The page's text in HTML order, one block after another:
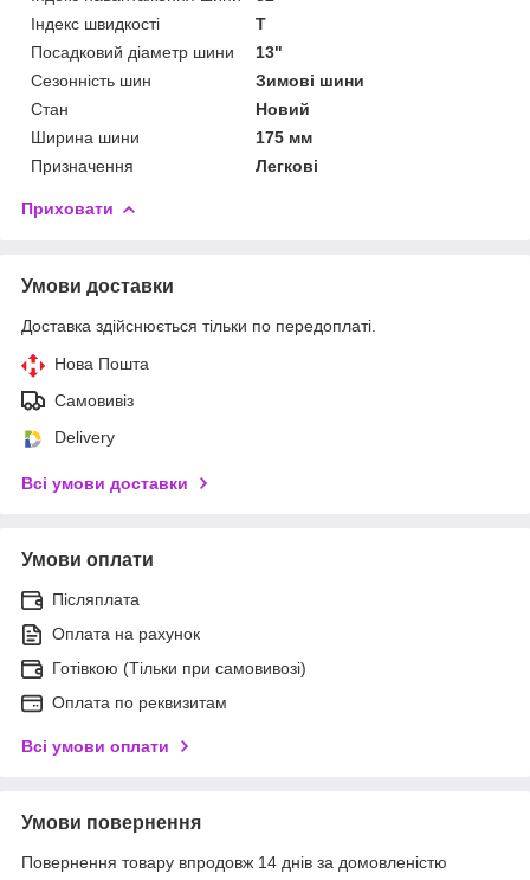
Індекс швидкості
T
Посадковий діаметр шини
13"
Сезонність шин
Зимові шини
Стан
Новий
Ширина шини
175 мм
Призначення
Легкові
Приховати
Умови доставки
Доставка здійснюється тільки по передоплаті.
Нова Пошта
Самовивіз
Delivery
Всі умови доставки
Умови оплати
Післяплата
Оплата на рахунок
Готівкою (Тільки при самовивозі)
Оплата по реквизитам
Всі умови оплати
Умови повернення
Повернення товару впродовж 14 днів за домовленістю